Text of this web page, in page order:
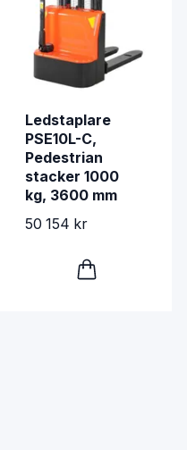
Ledstaplare
PSE10L-C,
Pedestrian
stacker 1000
kg, 3600 mm
50 154 kr